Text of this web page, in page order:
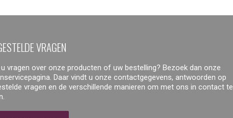
VRAGEN
vragen over onze producten of uw bestelling? Bezoek dan onze
Daar vindt u onze contactgegevens, antwoorden op
vragen en de verschillende manieren om met ons in contact te